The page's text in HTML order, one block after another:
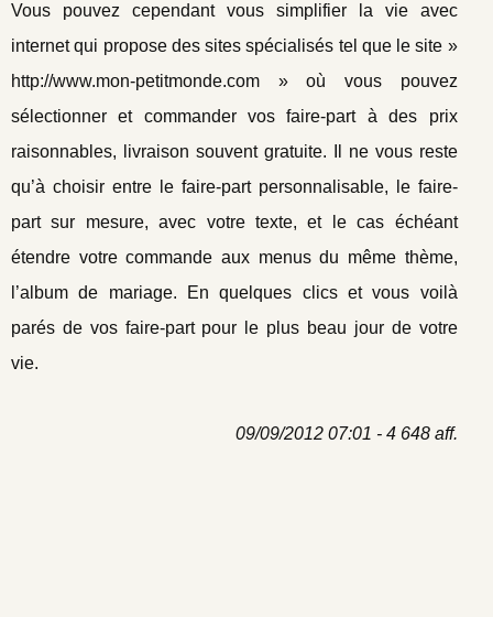
Vous pouvez cependant vous simplifier la vie avec
internet qui propose des sites spécialisés tel que le site »
http://www.mon-petitmonde.com » où vous pouvez
sélectionner et commander vos faire-part à des prix
raisonnables, livraison souvent gratuite. Il ne vous reste
qu’à choisir entre le faire-part personnalisable, le faire-
part sur mesure, avec votre texte, et le cas échéant
étendre votre commande aux menus du même thème,
l’album de mariage. En quelques clics et vous voilà
parés de vos faire-part pour le plus beau jour de votre
vie.
09/09/2012 07:01 - 4 648 aff.